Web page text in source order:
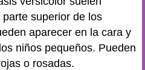
superior de los
aparecer en la cara y
niños pequeños. Pueden
o rosadas.